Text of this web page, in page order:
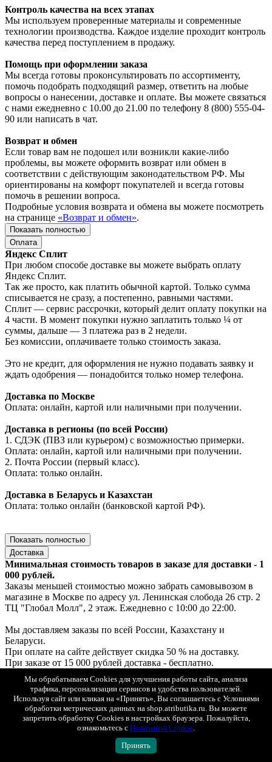
Контроль качества на всех этапах
Мы используем проверенные материалы и современные
технологии производства. Каждое изделие проходит контроль
качества перед поступлением в продажу.
Помощь при оформлении заказа
Мы всегда готовы проконсультировать по ассортименту,
помочь подобрать подходящий размер, ответить на любые
вопросы о нанесении, доставке и оплате. Вы можете связаться
с нами ежедневно с 10.00 до 21.00 по телефону 8 (800) 555-04-
90 или написать в чат.
Возврат и обмен
Если товар вам не подошел или возникли какие-либо
проблемы, вы можете оформить возврат или обмен в
соответствии с действующим законодательством РФ. Мы
ориентированы на комфорт покупателей и всегда готовы
помочь в решении вопроса.
Подробные условия возврата и обмена вы можете посмотреть
на странице «Возврат и обмен».
Показать полностью
Оплата
Яндекс Сплит
При любом способе доставке вы можете выбрать оплату
Яндекс Сплит.
Так же просто, как платить обычной картой. Только сумма
списывается не сразу, а постепенно, равными частями.
Сплит — сервис рассрочки, который делит оплату покупки на
4 части. В момент покупки нужно заплатить только ¼ от
суммы, дальше — 3 платежа раз в 2 недели.
Без комиссии, оплачиваете только стоимость заказа.
Это не кредит, для оформления не нужно подавать заявку и
ждать одобрения — понадобится только номер телефона.
Доставка по Москве
Оплата: онлайн, картой или наличными при получении.
Доставка в регионы (по всей России)
1. СДЭК (ПВЗ или курьером) с возможностью примерки.
Оплата: онлайн, картой или наличными при получении.
2. Почта России (первый класс).
Оплата: только онлайн.
Доставка в Беларусь и Казахстан
Оплата: только онлайн (банковской картой РФ).
Показать полностью
Доставка
Минимальная стоимость товаров в заказе для доставки - 1
000 рублей.
Заказы меньшей стоимостью можно забрать самовывозом в
магазине в Москве по адресу ул. Ленинская слобода 26 стр. 2
ТЦ "Глобал Молл", 2 этаж. Ежедневно с 10:00 до 22:00.
Мы доставляем заказы по всей России, Казахстану и
Беларуси.
При оплате на сайте действует скидка 50 % на доставку.
При заказе от 15 000 рублей доставка - бесплатно.
Доставка по Москве
1. Самовывоз — ул. Ленинская слобода, 26, стр. 2, ТЦ «Глобал
Молл», 2 этаж (ежедневно с 10:00 до 22:00).
Если товар есть в наличии — выдача за 30 минут, если под
заказ — до 2х рабочих дней.
Бесплатно. Возможна примерка.
Оплата: онлайн, картой или наличными при получении.
Мы обрабатываем Cookies для улучшения работы сайта, анализа
трафика, персонализации сервисов и удобства пользователей.
Используя сайт или кликая на «Принять», Вы соглашаетесь с Условиями
обработки метрических данных на shop.atributika.ru. Вы можете
запретить обработку Cookies в настройках браузера. Пожалуйста,
ознакомьтесь с Политикой Cookie.
Принять